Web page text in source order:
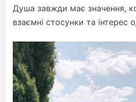
Душа завжди має значення,
взаємні стосунки та інтерес